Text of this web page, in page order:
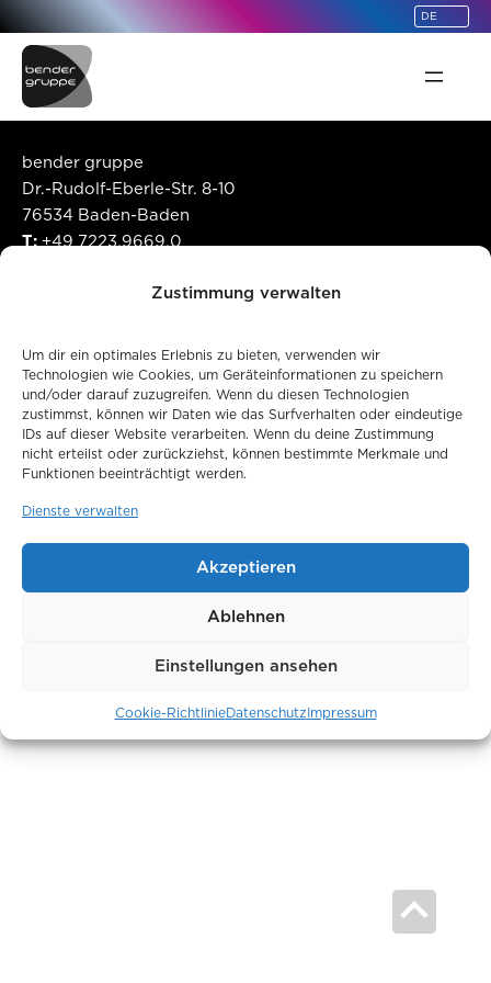
Zustimmung verwalten
Um dir ein optimales Erlebnis zu bieten, verwenden wir
Technologien wie Cookies, um Geräteinformationen zu speichern
und/oder darauf zuzugreifen. Wenn du diesen Technologien
zustimmst, können wir Daten wie das Surfverhalten oder eindeutige
IDs auf dieser Website verarbeiten. Wenn du deine Zustimmung
nicht erteilst oder zurückziehst, können bestimmte Merkmale und
Funktionen beeinträchtigt werden.
Dienste verwalten
Akzeptieren
Ablehnen
Einstellungen ansehen
Cookie-RichtlinieDatenschutz Impressum
bender gruppe
Dr.-Rudolf-Eberle-Str. 8-10
76534 Baden-Baden
T: +49 7223.9669.0
Unternehmen
Code of Conduct
Gender-Hinweis
Qualitätssicherung
Produktsicherheit
Datenschutz